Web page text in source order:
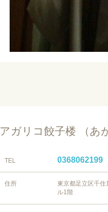
アガリコ餃子楼 （あ
TEL 0368062199
住所
東京都足立区千
ル1階